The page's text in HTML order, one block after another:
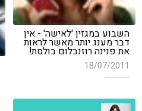
השבוע במגזין 'לאישה' - אין
דבר מענג יותר מאשר לראות
את פנינה רוזנבלום בולסת!
18/07/2011